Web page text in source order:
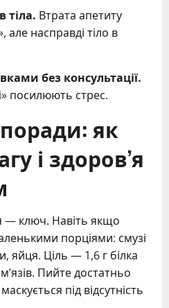
тіла. Втрата апетиту
насправді тіло в
без консультації.
посилюють стрес.
як
і здоров’я
— ключ. Навіть якщо
порціями: смузі
яйця. Ціль — 1,6 г білка
Пийте достатньо
під відсутність